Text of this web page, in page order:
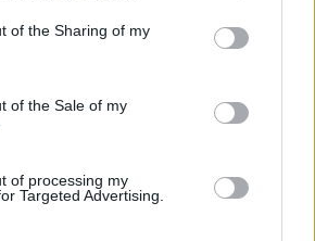
or usage behaviour. You may click to
to Google and its third-party tags to
specified purposes in below Google
of the Sharing of my
of the Sale of my
of processing my
Targeted Advertising.
legerősebb időmérőjével
időből. Az első sorba vitte a
pole-idejétől, ráadásul ő lett az
előzni Antonellit.